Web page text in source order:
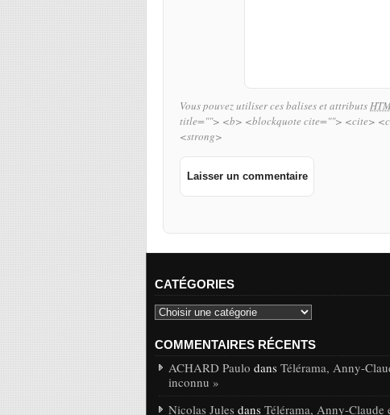
Vous pouvez utiliser ces balises et attributs
title=""> <b> <blockquote cite=""> <cite>
<strong>
CATÉGORIES
COMMENTAIRES RÉCENTS
ACHARD Paulo dans Télérama, Anny-
inconnu »
Nicolas Jules dans Télérama, Anny-Claude